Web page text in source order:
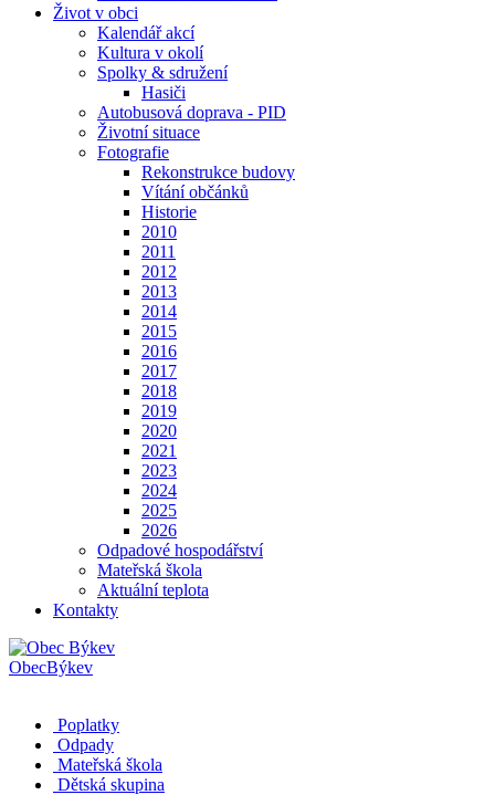
Život v obci
Kalendář akcí
Kultura v okolí
Spolky & sdružení
Hasiči
Autobusová doprava - PID
Životní situace
Fotografie
Rekonstrukce budovy
Vítání občánků
Historie
2010
2011
2012
2013
2014
2015
2016
2017
2018
2019
2020
2021
2023
2024
2025
2026
Odpadové hospodářství
Mateřská škola
Aktuální teplota
Kontakty
ObecBýkev
Poplatky
Odpady
Mateřská škola
Dětská skupina